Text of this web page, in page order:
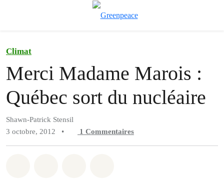
Climat
Merci Madame Marois :
Québec sort du nucléaire
Shawn-Patrick Stensil
3 octobre, 2012
• 1 Commentaires